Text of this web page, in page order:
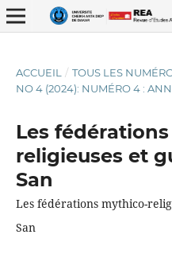
ACCUEIL / TOUS LES
NO 4 (2024): NUMÉRO 4 :
Les
religieuses et
San
Les fédérations mythico-
San